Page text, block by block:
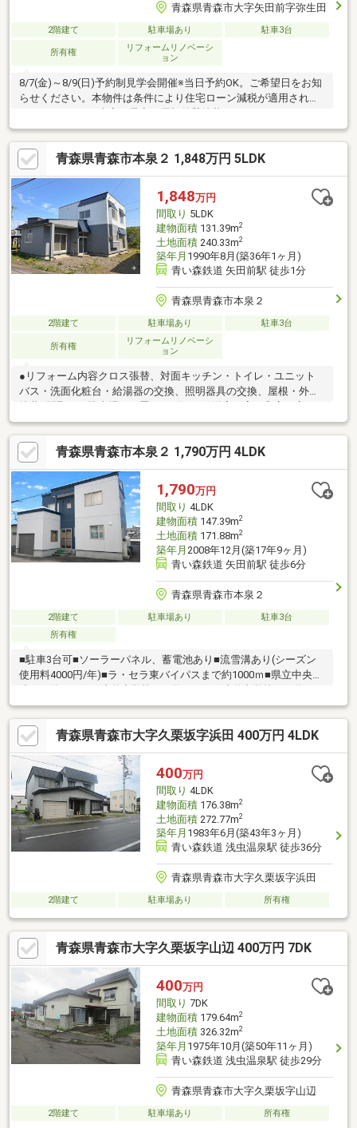
青森県青森市大字矢田前字弥生田
2階建て 駐車場あり 駐車3台
所有権
リフォームリノベーシ
ョン
8/7(金)～8/9(日)予約制見学会開催※当日予約OK。ご希望日をお知
らせください。本物件は条件により住宅ローン減税が適用されま
す。●リフォーム内容（予定）屋根外壁塗装、システムキッチン
交換、ユニットバス交換、洗面化粧台交換、トイレ交換、照明器
具交換、壁・天井クロス貼替等●間取・駐車場・LＤＫ20.75帖、洋
室4部屋の4LDK・普通車3台駐車可能●周辺施設原別小学校まで徒
歩9分(約700m）東中学校まで徒歩17分(約1300ｍ)気になる水回り
はすべて新品に交換、充実のリフォーム内容できれいに生まれ変
わります。ぜひ現地でご確認
青森県青森市本泉２ 1,848万円 5LDK
1,848万円
間取り 5LDK
建物面積131.39m2
土地面積240.33m2
築年月 1990年8月(築36年1ヶ月)
青い森鉄道 矢田前駅 徒歩1分
青森県青森市本泉２
2階建て 駐車場あり 駐車3台
所有権
リフォームリノベーシ
ョン
●リフォーム内容クロス張替、対面キッチン・トイレ・ユニット
バス・洗面化粧台・給湯器の交換、照明器具の交換、屋根・外壁
台駐車可(車種・停め方による)●周辺環境原別小学校まで徒歩約１
０分青森東中学校まで徒歩約２０分青森東高校まで徒歩約３分矢
田前駅まで徒歩約１分
青森県青森市本泉２ 1,790万円 4LDK
1,790万円
間取り 4LDK
建物面積147.39m2
土地面積171.88m2
築年月 2008年12月(築17年9ヶ月)
青い森鉄道 矢田前駅 徒歩6分
青森県青森市本泉２
2階建て 駐車場あり
駐車3台
所有権
■駐車3台可■ソーラーパネル、蓄電池あり■流雪溝あり(シーズン
使用料4000円/年)■ラ・セラ東バイパスまで約1000ｍ■県立中央病
院まで約1000ｍ■造道小学校まで約1800ｍ■造道中学校まで約
2000ｍ■青森県立東高校まで約250ｍ＜No.0070＞
青森県青森市大字久栗坂字浜田 400万円 4LDK
400万円
間取り 4LDK
建物面積176.38m2
土地面積272.77m2
築年月 1983年6月(築43年3ヶ月)
青い森鉄道 浅虫温泉駅 徒歩36分
青森県青森市大字久栗坂字浜田
2階建て 駐車場あり 所有権
青森県青森市大字久栗坂字山辺 400万円 7DK
400万円
間取り 7DK
建物面積179.64m2
土地面積326.32m2
築年月 1975年10月(築50年11ヶ月)
青い森鉄道 浅虫温泉駅 徒歩29分
青森県青森市大字久栗坂字山辺
2階建て 駐車場あり 所有権